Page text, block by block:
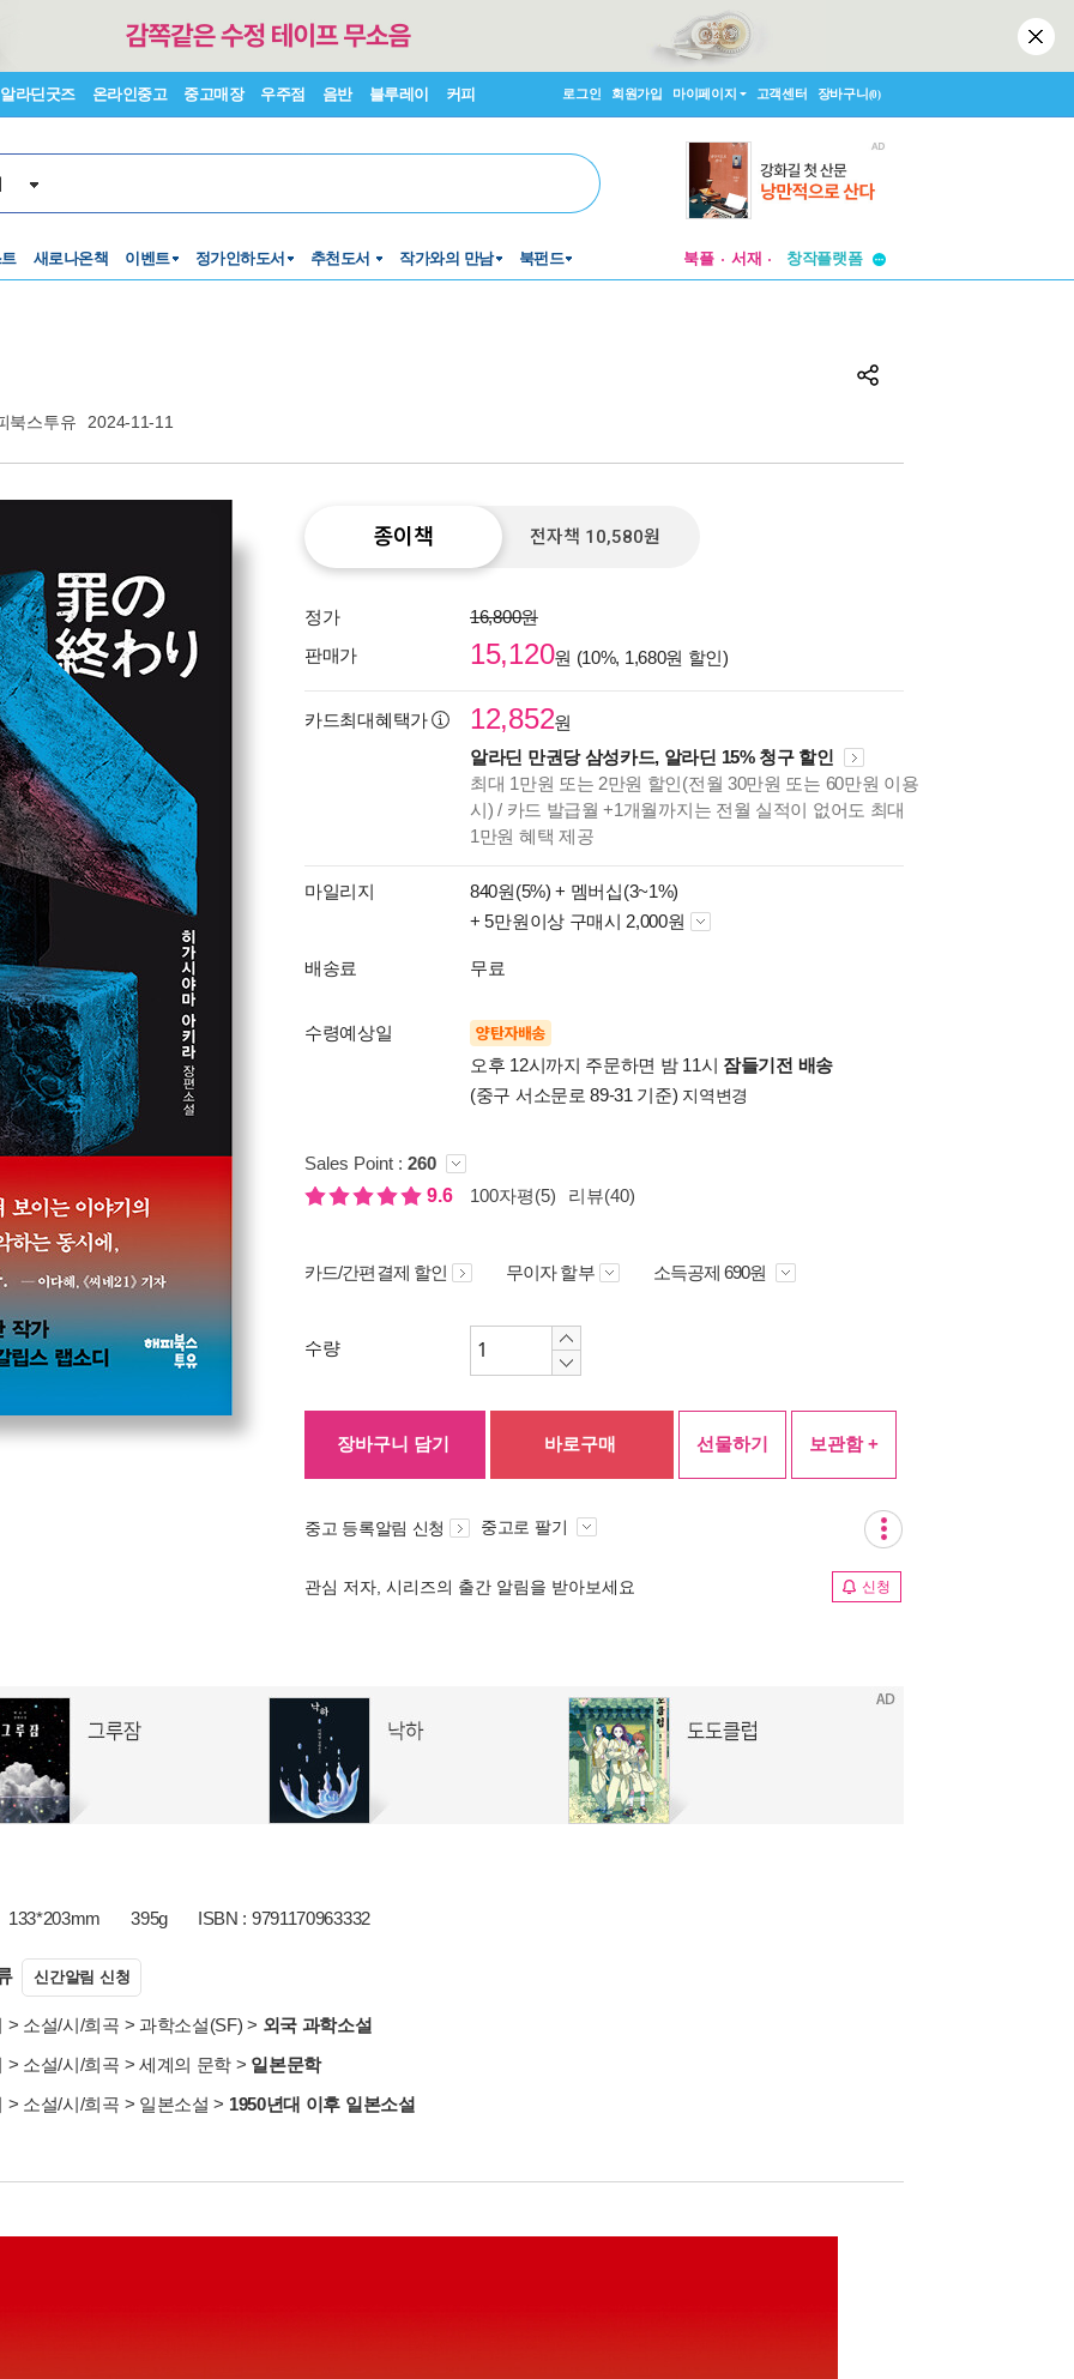
알라딘굿즈 온라인중고 중고매장 우주점 음반 블루레이 커피 로그인 회원가입 마이페이지 고객센터 장바구니(0)
새로나온책 이벤트 정가인하도서 추천도서 작가와의 만남 북펀드 북플 서재
창작플랫폼
북스투유 2024-11-11
종이책 전자책 10,580원
정가
16,800원
판매가
15,120원 (10%, 1,680원 할인)
카드최대혜택가 12,852원
알라딘 만권당 삼성카드, 알라딘 15% 청구 할인
최대 1만원 또는 2만원 할인(전월 30만원 또는 60만원 이용
시) / 카드 발급월 +1개월까지는 전월 실적이 없어도 최대
1만원 혜택 제공
마일리지 840원(5%) + 멤버십(3~1%)
+ 5만원이상 구매시 2,000원
배송료 무료
수령예상일 양탄자배송
오후 12시까지 주문하면 밤 11시 잠들기전 배송
(중구 서소문로 89-31 기준) 지역변경
Sales Point : 260
9.6
100자평(5) 리뷰(40)
카드/간편결제 할인 무이자 할부 소득공제 690원
수량
장바구니 담기 바로구매 선물하기 보관함 +
중고 등록알림 신청 중고로 팔기
관심 저자, 시리즈의 출간 알림을 받아보세요 신청
133*203mm 395g ISBN : 9791170963332
신간알림 신청
> 소설/시/희곡 > 과학소설(SF) > 외국 과학소설
> 소설/시/희곡 > 세계의 문학 > 일본문학
> 소설/시/희곡 > 일본소설 > 1950년대 이후 일본소설